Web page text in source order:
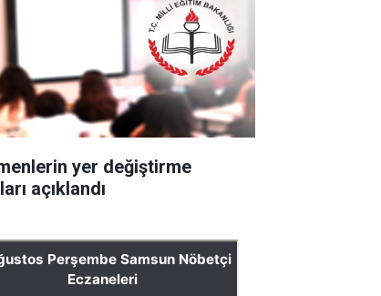
yer değiştirme
açıklandı